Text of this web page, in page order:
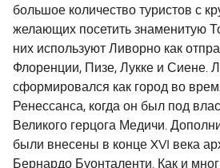
большое количество туристов с
желающих посетить знаменитую
них используют Ливорно как
Флоренции, Пизе, Лукке и Сиене.
сформировался как город во
Ренессанса, когда он был под
Великого герцога Медичи.
были внесены в конце XVI века
Бернардо Буонталенти. Как и